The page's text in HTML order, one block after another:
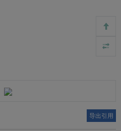
导出引用